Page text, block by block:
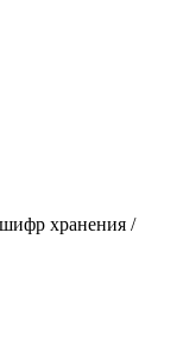
хранения /